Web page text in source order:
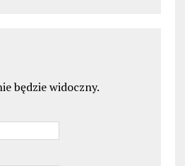
będzie widoczny.